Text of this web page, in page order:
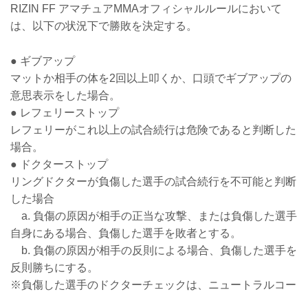
RIZIN FF アマチュアMMAオフィシャルルールにおいて
は、以下の状況下で勝敗を決定する。
● ギブアップ
マットか相手の体を2回以上叩くか、口頭でギブアップの
意思表示をした場合。
● レフェリーストップ
レフェリーがこれ以上の試合続行は危険であると判断した
場合。
● ドクターストップ
リングドクターが負傷した選手の試合続行を不可能と判断
した場合
a. 負傷の原因が相手の正当な攻撃、または負傷した選手
自身にある場合、負傷した選手を敗者とする。
b. 負傷の原因が相手の反則による場合、負傷した選手を
反則勝ちにする。
※負傷した選手のドクターチェックは、ニュートラルコー